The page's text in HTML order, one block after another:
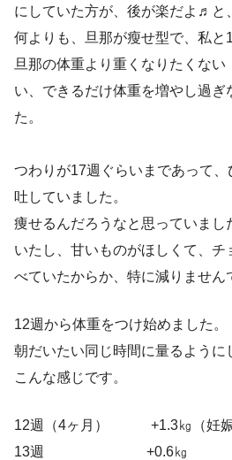
にしていた方が、後が楽だよ♬と
何よりも、旦那が瘦せ型で、私と
旦那の体重より重くなりたくない
い、できるだけ体重を増やし過ぎ
た。
つわりが17週ぐらいまであって
吐していました。
痩せるんだろうなと思っていまし
いたし、甘いものがほしくて、チ
べていたからか、特に減りません
12週から体重をつけ始めました。
朝だいたい同じ時間に量るように
こんな感じです。
12週（4ヶ月） +1.3㎏（妊娠
13週 +0.6㎏